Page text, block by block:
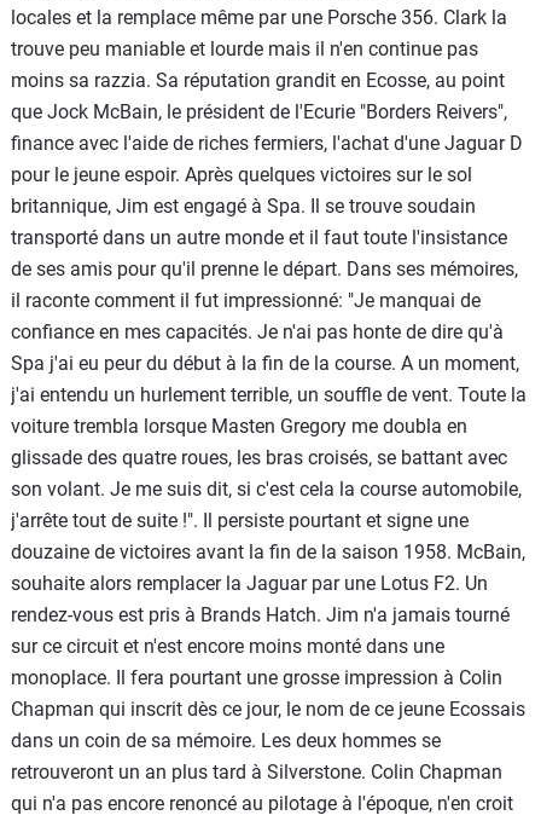
locales et la remplace même par une Porsche 356. Clark la
trouve peu maniable et lourde mais il n'en continue pas
moins sa razzia. Sa réputation grandit en Ecosse, au point
que Jock McBain, le président de l'Ecurie "Borders Reivers",
finance avec l'aide de riches fermiers, l'achat d'une Jaguar D
pour le jeune espoir. Après quelques victoires sur le sol
britannique, Jim est engagé à Spa. Il se trouve soudain
transporté dans un autre monde et il faut toute l'insistance
de ses amis pour qu'il prenne le départ. Dans ses mémoires,
il raconte comment il fut impressionné: "Je manquai de
confiance en mes capacités. Je n'ai pas honte de dire qu'à
Spa j'ai eu peur du début à la fin de la course. A un moment,
j'ai entendu un hurlement terrible, un souffle de vent. Toute la
voiture trembla lorsque Masten Gregory me doubla en
glissade des quatre roues, les bras croisés, se battant avec
son volant. Je me suis dit, si c'est cela la course automobile,
j'arrête tout de suite !". Il persiste pourtant et signe une
douzaine de victoires avant la fin de la saison 1958. McBain,
souhaite alors remplacer la Jaguar par une Lotus F2. Un
rendez-vous est pris à Brands Hatch. Jim n'a jamais tourné
sur ce circuit et n'est encore moins monté dans une
monoplace. Il fera pourtant une grosse impression à Colin
Chapman qui inscrit dès ce jour, le nom de ce jeune Ecossais
dans un coin de sa mémoire. Les deux hommes se
retrouveront un an plus tard à Silverstone. Colin Chapman
qui n'a pas encore renoncé au pilotage à l'époque, n'en croit